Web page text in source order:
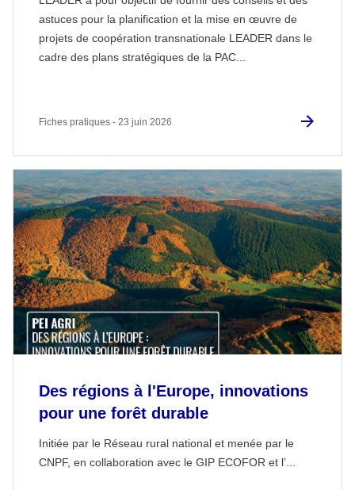
astuces pour la planification et la mise en œuvre de
projets de coopération transnationale LEADER dans le
cadre des plans stratégiques de la PAC...
Fiches pratiques - 23 juin 2026
Des régions à l'Europe, innovations
pour une forêt durable
Initiée par le Réseau rural national et menée par le
CNPF, en collaboration avec le GIP ECOFOR et l’...